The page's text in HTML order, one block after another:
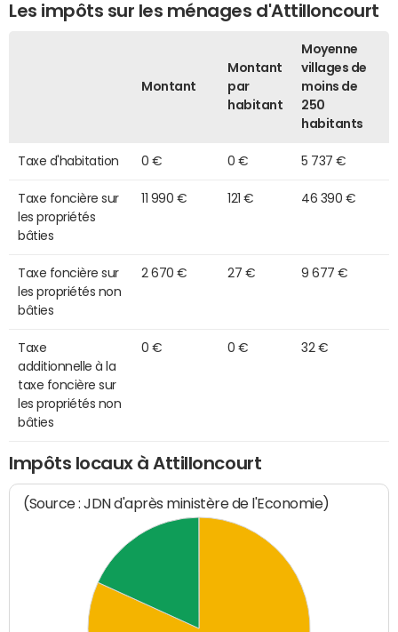
Les impôts sur les ménages d'Attilloncourt
Montant
Montant
par
habitant
Moyenne
villages de
moins de
250
habitants
Taxe d'habitation 0 € 0 € 5 737 €
Taxe foncière sur
les propriétés
bâties
11 990 € 121 € 46 390 €
Taxe foncière sur
les propriétés non
bâties
2 670 € 27 € 9 677 €
Taxe
additionnelle à la
taxe foncière sur
les propriétés non
bâties
0 € 0 € 32 €
Impôts locaux à Attilloncourt
(Source : JDN d'après ministère de l'Economie)